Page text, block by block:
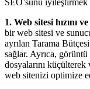
SEO’sunu
1. Web sitesi hızını
bir web sitesi ve
ayrılan Tarama
sağlar. Ayrıca,
dosyalarını
web sitenizi optimize